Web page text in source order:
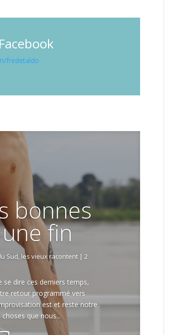
fredetaldo
bonnes
fin
Sud, les vieux racontent| 2
se dire ces derniers temps,
retour programmé vers
est et reste notre
que nous...